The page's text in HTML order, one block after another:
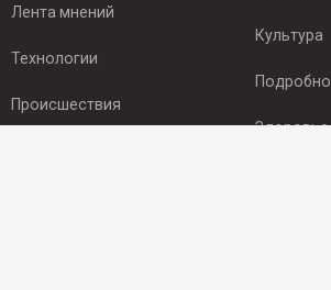
Лента мнений
Технологии
Происшествия
Культура
Подробно
Здоровье